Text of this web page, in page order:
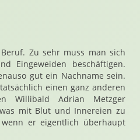
Zu sehr muss man sich
Eingeweiden beschäftigen.
gut ein Nachname sein.
einen ganz anderen
Willibald Adrian Metzger
mit Blut und Innereien zu
er eigentlich überhaupt